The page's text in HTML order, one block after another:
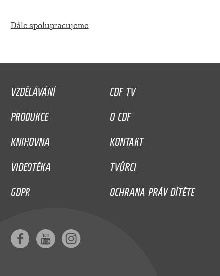
Dále spolupracujeme
VZDĚLÁVÁNÍ
CDF TV
PRODUKCE
O CDF
KNIHOVNA
KONTAKT
VIDEOTÉKA
TVŮRCI
GDPR
OCHRANA PRÁV DÍTĚTE